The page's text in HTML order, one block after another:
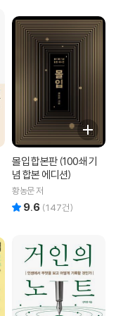
몰입 합본판 (100쇄 기
념 합본 에디션)
황농문 저
9.6 (147건)